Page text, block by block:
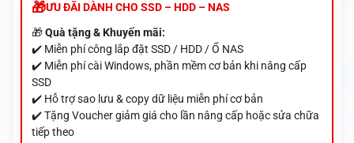
ƯU ĐÃI DÀNH CHO SSD – HDD – NAS
🎁Quà tặng & Khuyến mãi:
✔️ Miễn phí công lắp đặt SSD / HDD / Ổ NAS
✔️ Miễn phí cài Windows, phần mềm cơ bản khi nâng cấp
SSD
✔️ Hỗ trợ sao lưu & copy dữ liệu miễn phí cơ bản
✔️ Tặng Voucher giảm giá cho lần nâng cấp hoặc sửa chữa
tiếp theo